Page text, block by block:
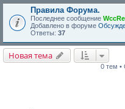
Правила Форума.
Последнее сообщение
Добавлено в форуме
Ответы: 37
Новая тема
0 тем •